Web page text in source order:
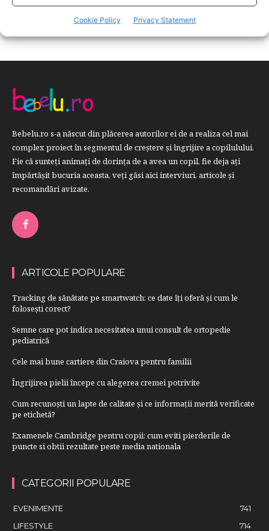
Cookie Policy Privacy Statement
Bebelu.ro s-a născut din plăcerea autorilor ei de a realiza cel mai
complex proiect în segmentul de creştere şi îngrijire a copilulului.
Fie că sunteţi animaţi de dorinţa de a avea un copil, fie deja aţi
împărtăşit bucuria aceasta, veți găsi aici interviuri, articole şi
recomandări avizate.
ARTICOLE POPULARE
Tracking de sănătate pe smartwatch: ce date îți oferă și cum le
folosești corect?
Semne care pot indica necesitatea unui consult de ortopedie
pediatrică
Cele mai bune cartiere din Craiova pentru familii
Îngrijirea pielii începe cu alegerea cremei potrivite
Cum recunoști un lapte de calitate și ce informații merită verificate
pe etichetă?
Examenele Cambridge pentru copii: cum eviti pierderile de
puncte si obtii rezultate peste media nationala
CATEGORII POPULARE
EVENIMENTE
741
LIFESTYLE
714